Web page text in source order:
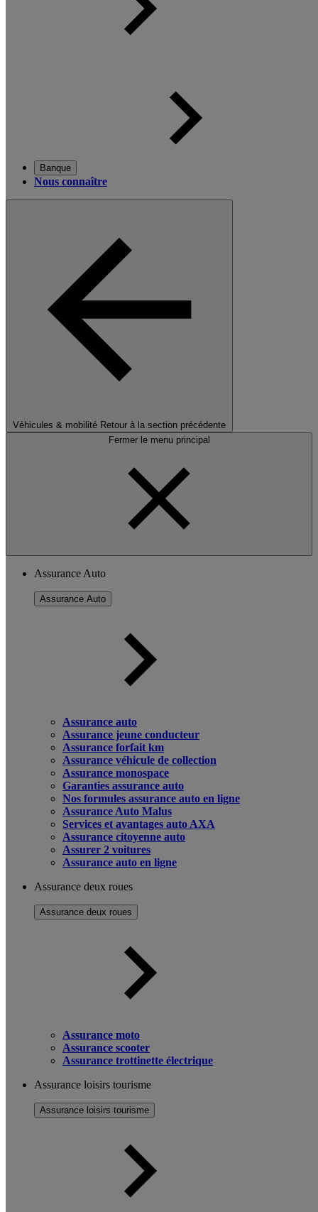
Banque
Nous connaître
Véhicules & mobilité Retour à la section précédente
Fermer le menu principal
Assurance Auto
Assurance Auto
Assurance auto
Assurance jeune conducteur
Assurance forfait km
Assurance véhicule de collection
Assurance monospace
Garanties assurance auto
Nos formules assurance auto en ligne
Assurance Auto Malus
Services et avantages auto AXA
Assurance citoyenne auto
Assurer 2 voitures
Assurance auto en ligne
Assurance deux roues
Assurance deux roues
Assurance moto
Assurance scooter
Assurance trottinette électrique
Assurance loisirs tourisme
Assurance loisirs tourisme